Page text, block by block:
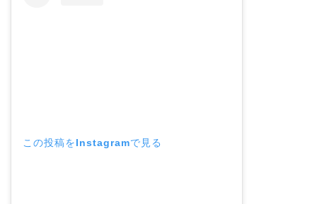
この投稿をInstagramで見る